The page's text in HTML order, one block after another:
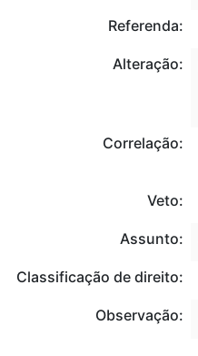
Referenda:
Alteração:
Correlação:
Veto:
Assunto:
Classificação de direito:
Observação: